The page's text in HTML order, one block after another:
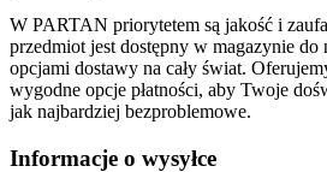
W PARTAN priorytetem są jakość i
przedmiot jest dostępny w magazynie
opcjami dostawy na cały świat.
wygodne opcje płatności, aby Twoje
jak najbardziej bezproblemowe.
Informacje o wysyłce